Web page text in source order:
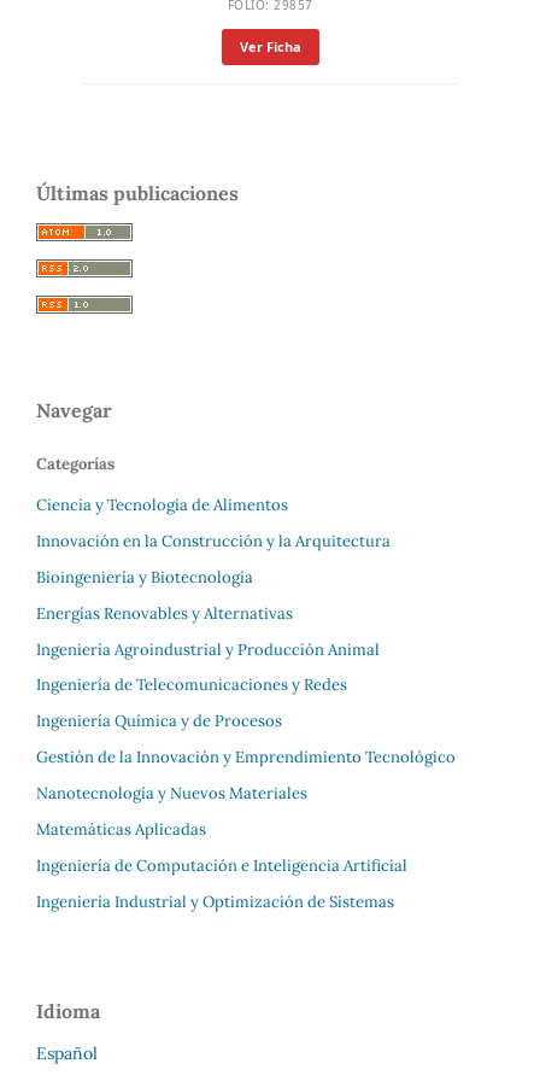
FOLIO: 29857
Ver Ficha
Últimas publicaciones
Navegar
Categorías
Ciencia y Tecnología de Alimentos
Innovación en la Construcción y la Arquitectura
Bioingeniería y Biotecnología
Energías Renovables y Alternativas
Ingeniería Agroindustrial y Producción Animal
Ingeniería de Telecomunicaciones y Redes
Ingeniería Química y de Procesos
Gestión de la Innovación y Emprendimiento Tecnológico
Nanotecnología y Nuevos Materiales
Matemáticas Aplicadas
Ingeniería de Computación e Inteligencia Artificial
Ingeniería Industrial y Optimización de Sistemas
Idioma
Español